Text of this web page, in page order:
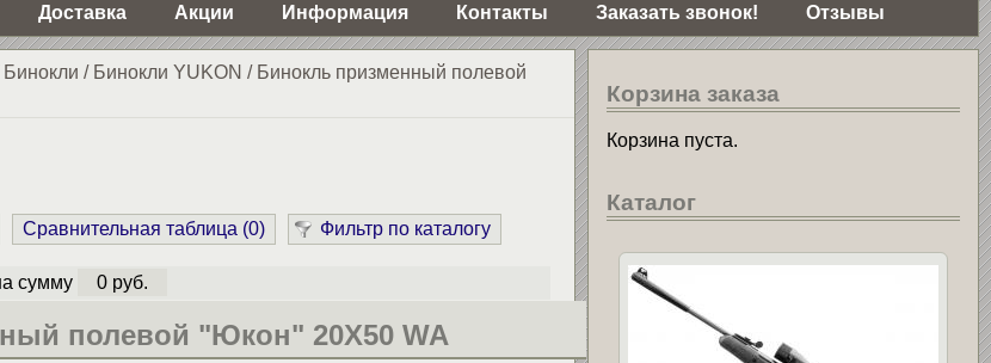
Доставка Акции Информация Контакты Заказать звонок! Отзывы
Бинокли / Бинокли YUKON / Бинокль призменный полевой
Сравнительная таблица (0) Фильтр по каталогу
сумму 0 руб.
полевой "Юкон" 20Х50 WA
Корзина заказа
Корзина пуста.
Каталог